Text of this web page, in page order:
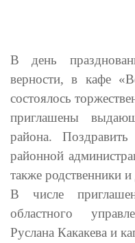
В день
верности, в кафе
состоялось
приглашены
района.
районной
также родственники и
В числе
областного
Руслана Какакева и